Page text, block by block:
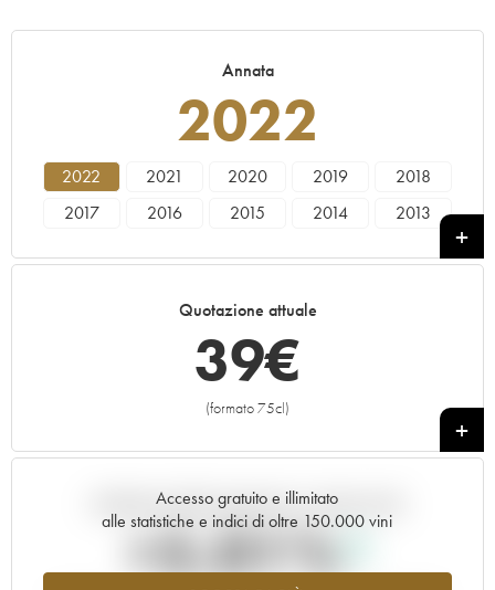
Annata
2022
2022 2021 2020 2019
2018
2017
2016 2015 2014
2013
2001 2000 1999
Quotazione attuale
39€
(formato 75cl)
+
Accesso gratuito e illimitato
alle statistiche e indici di oltre 150.000 vini
Andamento della quotazione in tempo reale
+5.01%